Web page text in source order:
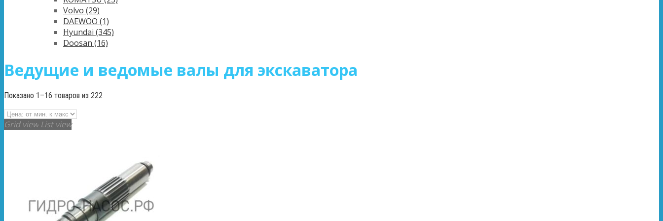
Volvo (29)
DAEWOO (1)
Hyundai (345)
Doosan (16)
Ведущие и ведомые валы для экскаватора
Показано 1–16 товаров из 222
Grid view List view